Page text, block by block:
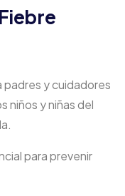
padres y cuidadores
niños y niñas del
para prevenir